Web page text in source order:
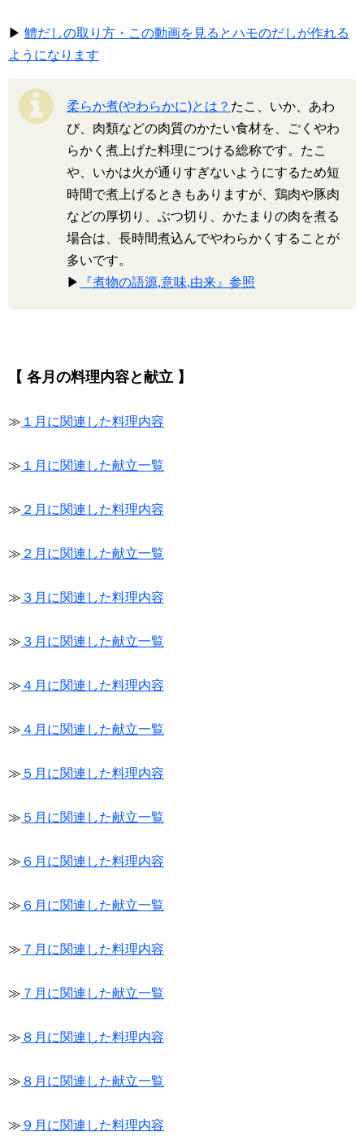
▶ 鱧だしの取り方・この動画を見るとハモのだしが作れる
ようになります
柔らか煮(やわらかに)とは？ たこ、いか、あわ
び、肉類などの肉質のかたい食材を、ごくやわ
らかく煮上げた料理につける総称です。たこ
や、いかは火が通りすぎないようにするため短
時間で煮上げるときもありますが、鶏肉や豚肉
などの厚切り、ぶつ切り、かたまりの肉を煮る
場合は、長時間煮込んでやわらかくすることが
多いです。
▶
『煮物の語源,意味,由来』参照
【 各月の料理内容と献立 】
≫ １月に関連した料理内容
≫ １月に関連した献立一覧
≫ ２月に関連した料理内容
≫ ２月に関連した献立一覧
≫ ３月に関連した料理内容
≫ ３月に関連した献立一覧
≫ ４月に関連した料理内容
≫ ４月に関連した献立一覧
≫ ５月に関連した料理内容
≫ ５月に関連した献立一覧
≫ ６月に関連した料理内容
≫ ６月に関連した献立一覧
≫ ７月に関連した料理内容
≫ ７月に関連した献立一覧
≫ ８月に関連した料理内容
≫ ８月に関連した献立一覧
≫ ９月に関連した料理内容